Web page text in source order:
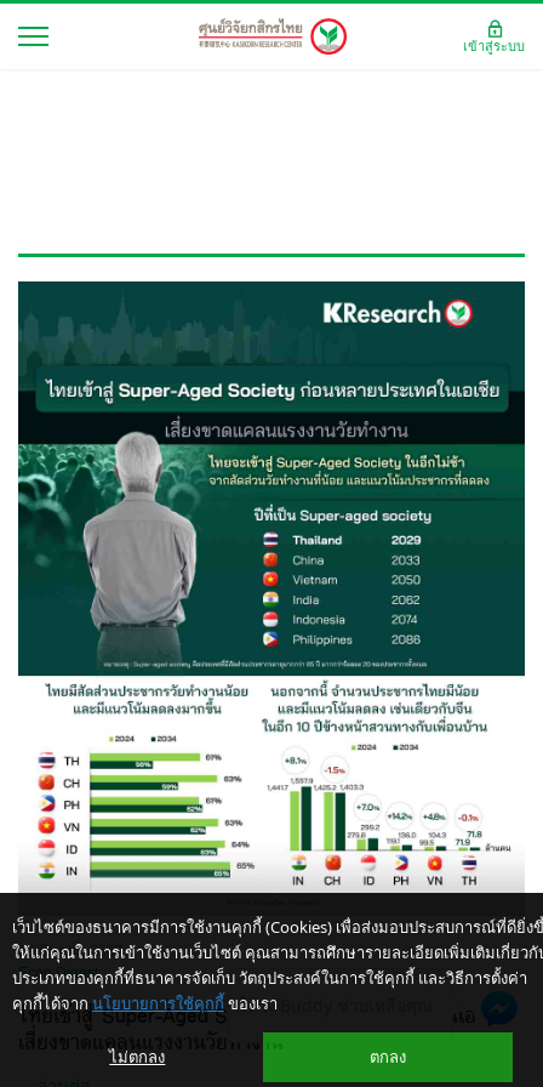
26 มีนาคม 2567
Econ Digest
ไทยเข้าสู่ Super-Aged Society ก่อนหลายประเทศในเอเชีย
เสี่ยงขาดแคลนแรงงานวัยทำงาน
เว็บไซต์ของธนาคารมีการใช้งานคุกกี้ (Cookies) เพื่อส่งมอบประสบการณ์ที่ดียิ่ง
ให้แก่คุณในการเข้าใช้งานเว็บไซต์ คุณสามารถศึกษารายละเอียดเพิ่มเติมเกี่ยวกั
ประเภทของคุกกี้ที่ธนาคารจัดเก็บ วัตถุประสงค์ในการใช้คุกกี้ และวิธีการตั้งค่า
คุกกี้ได้จาก นโยบายการใช้คุกกี้ ของเรา
ไม่ตกลง ตกลง
เข้าสู่ระบบ
ให้ K-Buddy ช่วยเหลือคุณ